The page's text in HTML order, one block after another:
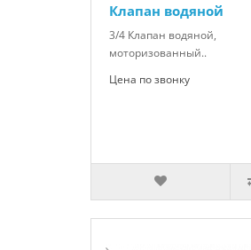
Клапан водяной
3/4 Клапан водяной,
моторизованный..
Цена по звонку